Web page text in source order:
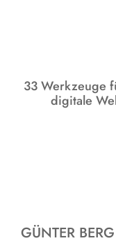
33 Werkzeuge
digitale
GÜNTER